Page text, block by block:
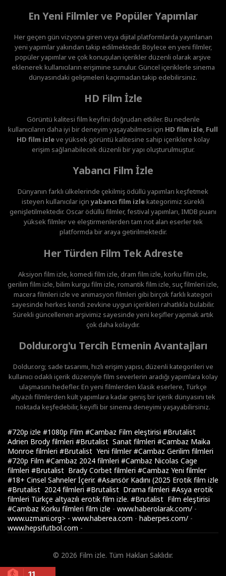
En Yeni Filmler ve Popüler Yapımlar
Her geçen gün vizyona giren veya dijital platformlarda yayınlanan
yeni yapımlar yakından takip edilmektedir. Böylece en yeni filmler,
popüler yapımlar ve çok konuşulan içerikler düzenli olarak arşive
eklenerek kullanıcıların erişimine sunulur. Güncel içeriklerle sinema
dünyasındaki gelişmeleri kaçırmadan takip edebilirsiniz.
HD Film İzle
Görüntü kalitesi film keyfini doğrudan etkiler. Bu nedenle
kullanıcıların daha iyi bir deneyim yaşayabilmesi için HD film izle, Full
HD film izleve yüksek görüntü kalitesine sahip içeriklere kolay
erişim sağlanabilecek düzenli bir yapı oluşturulmuştur.
Yabancı Film İzle
Dünyanın farklı ülkelerinde çekilmiş ödüllü yapımları keşfetmek
isteyen kullanıcılar içinyabancı film izlekategorimiz sürekli
genişletilmektedir. Oscar ödüllü filmler, festival yapımları, IMDB puanı
yüksek filmler ve eleştirmenlerden tam not alan eserler tek
platformda bir araya getirilmektedir.
Her Türden Film Tek Adreste
Aksiyon film izle, komedi film izle, dram film izle, korku film izle,
gerilim film izle, bilim kurgu film izle, romantik film izle, suç filmleri izle,
macera filmleri izle ve animasyon filmleri gibi birçok farklı kategori
sayesinde herkes kendi zevkine uygun içerikleri rahatlıkla bulabilir.
Sürekli güncellenen arşivimiz sayesinde yeni keşifler yapmak artık
çok daha kolaydır.
Doldur.org'u Tercih Etmenin Avantajları
Doldur.org; sade tasarımı, hızlı erişim yapısı, düzenli kategorileri ve
kullanıcı odaklı içerik düzeniyle film severlerin aradığı yapımlara kolay
ulaşmasını hedefler. En yeni filmlerden klasik eserlere, Türkçe
altyazılı filmlerden kült yapımlara kadar geniş bir içerik dünyasını tek
noktada keşfedebilir, keyifli bir sinema deneyimi yaşayabilirsiniz.
#720p izle #1080p Film #Cambaz Film eleştirisi #Brutalist
Adrien Brody filmleri #Brutalist Sanat filmleri #Cambaz Maika
Monroe filmleri #Brutalist Yeni filmler#Cambaz Gerilim filmleri
#720p Film #Cambaz 2024 filmleri #Cambaz Nicolas Cage
filmleri #Brutalist Brady Corbet filmleri #Cambaz Yeni filmler
#18+ Cinsel Sahneler İçerir. #Asansör Kadını (2025 Erotik film izle
#Brutalist 2024 filmleri #Brutalist Drama filmleri #Asya erotik
filmleri Türkçe altyazılı erotik film izle. #Brutalist Film eleştirisi
#Cambaz Korku filmleri film izle - www.haberolarak.com/ -
www.uzmani.org> - www.haberea.com - haberpes.com/ -
www.hepsifutbol.com -
© 2026 Film izle. Tüm Hakları Saklıdır.